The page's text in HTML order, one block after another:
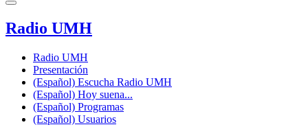
Radio UMH
Radio UMH
Presentación
(Español) Escucha Radio UMH
(Español) Hoy suena...
(Español) Programas
(Español) Usuarios